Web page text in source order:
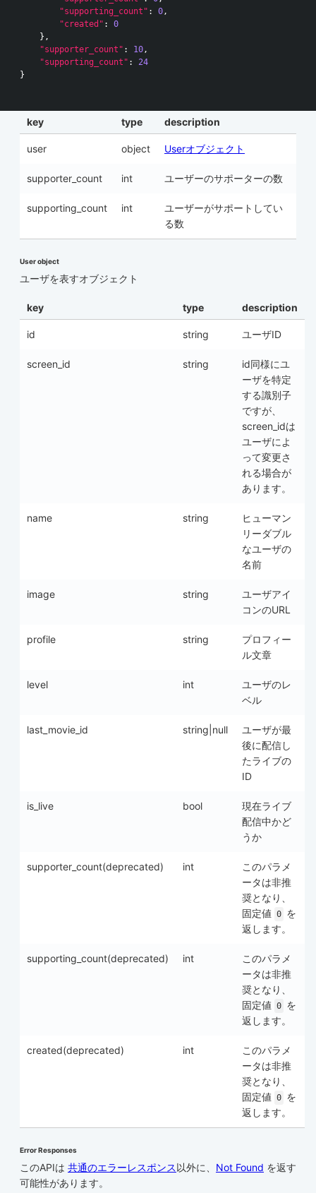
"supporting_count" : 0,
"created" :
0
},
"supporter_count" : 10,
"supporting_count" :
24
}
key type description
user object Userオブジェクト
supporter_count int ユーザーのサポーターの数
supporting_count int
ユーザーがサポートしてい
る数
User object
ユーザを表すオブジェクト
key type description
id string ユーザID
screen_id string
id同様にユ
ーザを特定
する識別子
ですが、
screen_idは
ユーザによ
って変更さ
れる場合が
あります。
name string
ヒューマン
リーダブル
なユーザの
名前
image string
ユーザアイ
コンのURL
profile string
プロフィー
ル文章
level int
ユーザのレ
ベル
last_movie_id string|null
ユーザが最
後に配信し
たライブの
ID
is_live bool
現在ライブ
配信中かど
うか
supporter_count(deprecated) int
このパラメ
ータは非推
奨となり、
固定値 0 を
返します。
supporting_count(deprecated) int
このパラメ
ータは非推
奨となり、
固定値 0 を
返します。
created(deprecated) int
このパラメ
ータは非推
奨となり、
固定値 0 を
返します。
Error Responses
このAPIは 共通のエラーレスポンス以外に、 Not Found を返す
可能性があります。